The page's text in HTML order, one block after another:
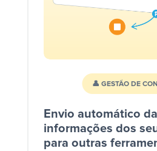
👤 GESTÃO DE
Envio automático
informações dos
para outras